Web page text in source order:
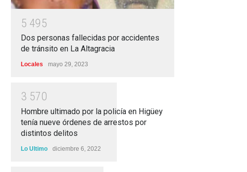
5 495
Dos personas fallecidas por accidentes
de tránsito en La Altagracia
Locales mayo 29, 2023
3 570
Hombre ultimado por la policía en Higüey
tenía nueve órdenes de arrestos por
distintos delitos
Lo Ultimo diciembre 6, 2022